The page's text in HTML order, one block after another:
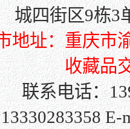
城四街区9栋3
地址：重庆市
收藏品
联系电话：
13330283358 E-